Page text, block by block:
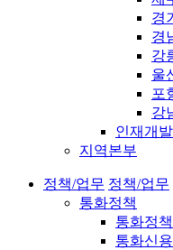
경
경
강
울
포
강
인재개
지역본부
정책/업무 정책/업무
통화정책
통화정
통화신